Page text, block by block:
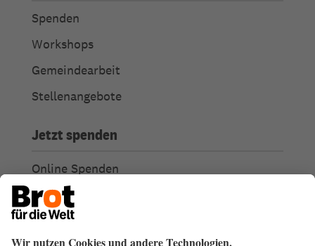
Spenden
Workshops
Gemeindearbeit
Stellenangebote
Jetzt spenden
Online Spenden
Weitere Spendenmöglichkeiten
Ich habe Fragen zu meiner Spende